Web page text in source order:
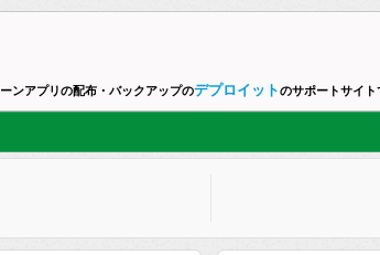
ンアプリの配布・バックアップのデプロイットのサポートサイト